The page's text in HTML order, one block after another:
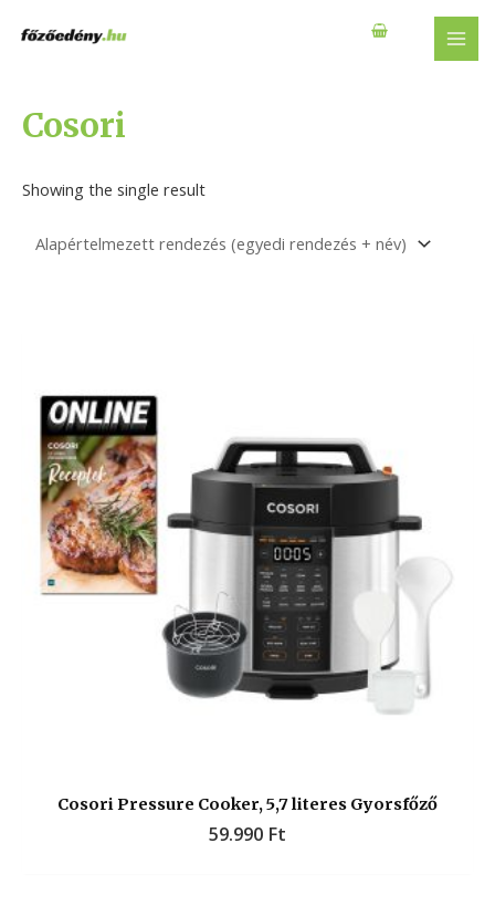
Cosori
Showing the single result
Cosori Pressure Cooker, 5,7 literes Gyorsfőző
59.990 Ft